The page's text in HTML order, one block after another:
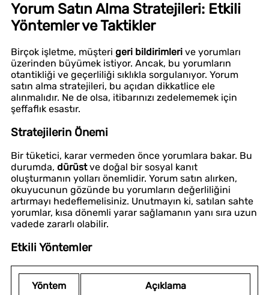
Yorum Satın Alma Stratejileri: Etkili
Yöntemler ve Taktikler
Birçok işletme, müşteri geri bildirimleri ve yorumları
üzerinden büyümek istiyor. Ancak, bu yorumların
otantikliği ve geçerliliği sıklıkla sorgulanıyor. Yorum
satın alma stratejileri, bu açıdan dikkatlice ele
alınmalıdır. Ne de olsa, itibarınızı zedelememek için
şeffaflık esastır.
Stratejilerin Önemi
Bir tüketici, karar vermeden önce yorumlara bakar. Bu
durumda, dürüstve doğal bir sosyal kanıt
oluşturmanın yolları önemlidir. Yorum satın alırken,
okuyucunun gözünde bu yorumların değerliliğini
artırmayı hedeflemelisiniz. Unutmayın ki, satılan sahte
yorumlar, kısa dönemli yarar sağlamanın yanı sıra uzun
vadede zararlı olabilir.
Etkili Yöntemler
Yöntem Açıklama